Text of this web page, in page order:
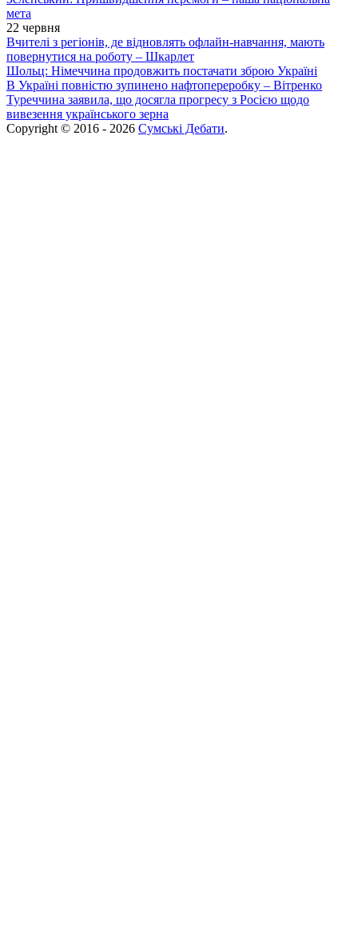
мета
22 червня
Вчителі з регіонів, де відновлять офлайн-навчання, мають
повернутися на роботу – Шкарлет
Шольц: Німеччина продовжить постачати зброю Україні
В Україні повністю зупинено нафтопереробку – Вітренко
Туреччина заявила, що досягла прогресу з Росією щодо
вивезення українського зерна
Copyright © 2016 - 2026 Сумські Дебати.